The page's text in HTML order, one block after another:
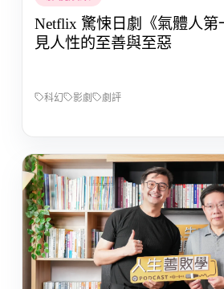
Netflix 驚悚日劇《氣體人第
見人性的至善與至惡
科幻 影劇 劇評